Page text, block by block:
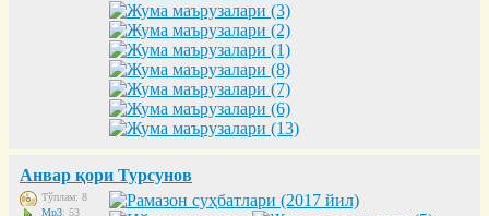
Анвар қори Турсунов
Тўплам: 8
Mp3: 53